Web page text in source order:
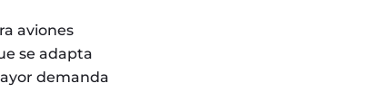
aviones
se adapta
demanda